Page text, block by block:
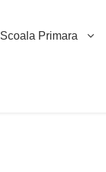
Scoala Primara